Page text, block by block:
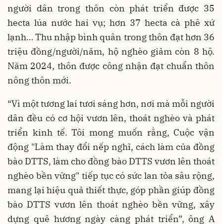
người dân trong thôn còn phát triển được 35
hecta lúa nước hai vụ; hơn 37 hecta cà phê xứ
lạnh… Thu nhập bình quân trong thôn đạt hơn 36
triệu đồng/người/năm, hộ nghèo giảm còn 8 hộ.
Năm 2024, thôn được công nhận đạt chuẩn thôn
nông thôn mới.
“Vì một tương lai tươi sáng hơn, nơi mà mỗi người
dân đều có cơ hội vươn lên, thoát nghèo và phát
triển kinh tế. Tôi mong muốn rằng, Cuộc vận
động "Làm thay đổi nếp nghĩ, cách làm của đồng
bào DTTS, làm cho đồng bào DTTS vươn lên thoát
nghèo bền vững" tiếp tục có sức lan tỏa sâu rộng,
mang lại hiệu quả thiết thực, góp phần giúp đồng
bào DTTS vươn lên thoát nghèo bền vững, xây
dựng quê hương ngày càng phát triển”, ông A